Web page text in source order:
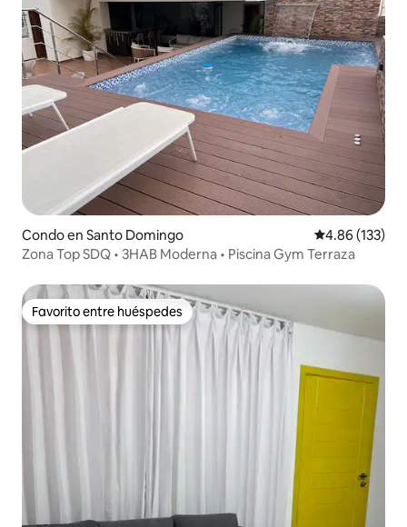
Condo en Santo Domingo Calificación
4.86 (133)
Zona Top SDQ • 3HAB Moderna • Piscina Gym Terraza
Favorito entre huéspedes
Favorito entre huéspedes